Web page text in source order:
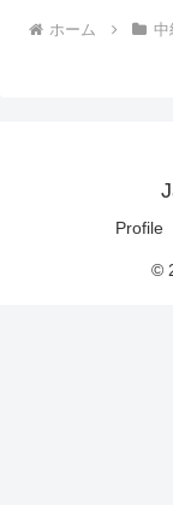
ホーム 中
Profile
©